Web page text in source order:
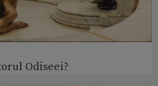
Odiseei?